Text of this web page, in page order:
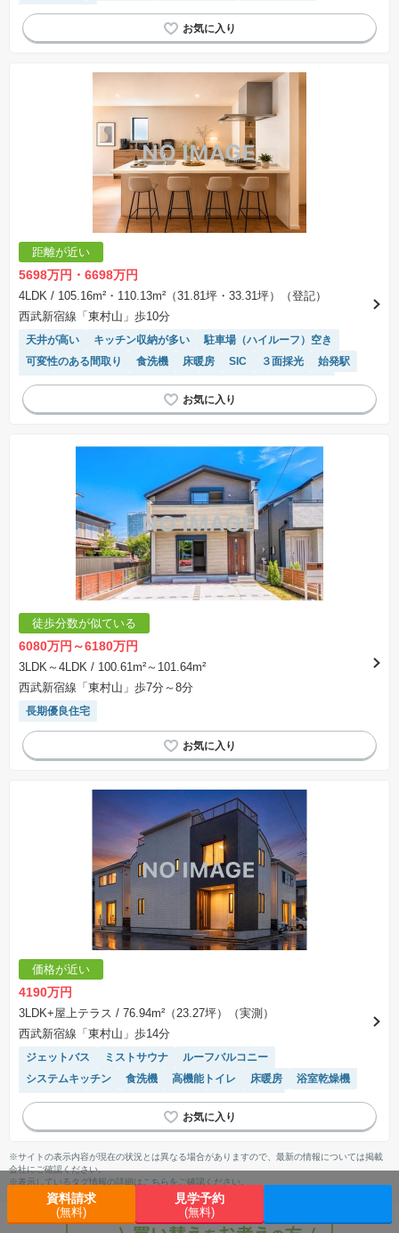
資料請求
(無料)
見学予約
(無料)
閑静な住宅地
距離が近い
5698万円・6698万円
4LDK / 105.16m²・110.13m²（31.81坪・33.31坪）（登記）
西武新宿線「東村山」歩10分
天井が高い キッチン収納が多い
駐車場（ハイルーフ）空き
可変性のある間取り
食洗機 床暖房 SIC ３面採光
始発駅
WIC
対面キッチン 陽当り良好 浴室乾燥機
窓付き浴室
トイレ2個以上
温水洗浄便座 閑静な住宅地
徒歩分数が似ている
6080万円～6180万円
3LDK～4LDK / 100.61m²～101.64m²
西武新宿線「東村山」歩7分～8分
長期優良住宅
価格が近い
4190万円
3LDK+屋上テラス / 76.94m²（23.27坪）（実測）
西武新宿線「東村山」歩14分
ジェットバス ミストサウナ
ルーフバルコニー
システムキッチン
食洗機 高機能トイレ 床暖房
浴室乾燥機
窓付き浴室
角地 トイレ2個以上
温水洗浄便座
モニター付きインターホン
※サイトの表示内容が現在の状況とは異なる場合がありますので、最新の情報については掲載
会社にご確認ください。
※表示しているタグ情報の詳細は こちら をご確認ください。